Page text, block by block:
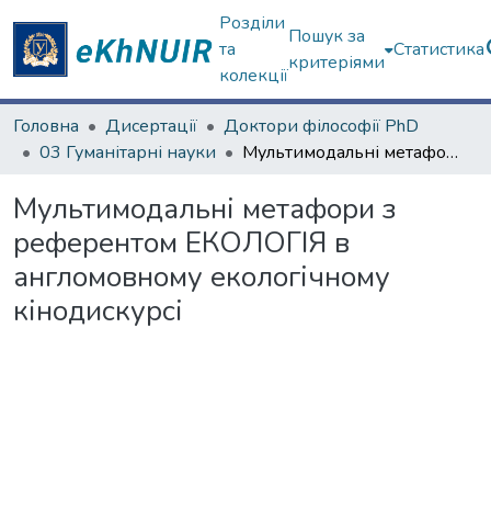
Розділи
та
колекції
Пошук за
критеріями
Статистика
Головна Дисертації
Доктори філософії PhD
03 Гуманітарні науки
Мультимодальні метафори з референтом ЕКОЛОГІЯ в англомовному екологічному кінодискурсі
Мультимодальні метафори з
референтом ЕКОЛОГІЯ в
англомовному екологічному
кінодискурсі